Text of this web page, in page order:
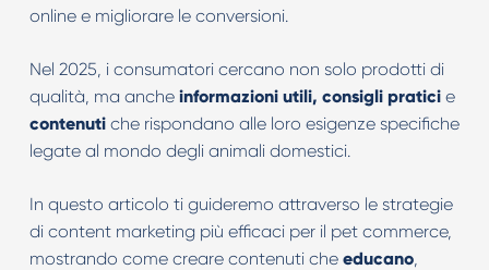
online e migliorare le conversioni.
Nel 2025, i consumatori cercano non solo prodotti di
qualità, ma ancheinformazioni utili, consigli praticie
contenutiche rispondano alle loro esigenze specifiche
legate al mondo degli animali domestici.
In questo articolo ti guideremo attraverso le strategie
di content marketing più efficaci per il pet commerce,
mostrando come creare contenuti che educano,